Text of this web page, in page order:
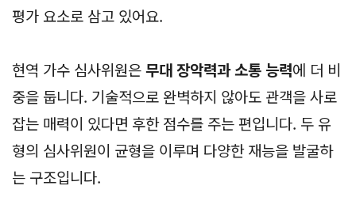
평가 요소로 삼고 있어요.
현역 가수 심사위원은무대 장악력과 소통 능력에 더 비
중을 둡니다. 기술적으로 완벽하지 않아도 관객을 사로
잡는 매력이 있다면 후한 점수를 주는 편입니다. 두 유
형의 심사위원이 균형을 이루며 다양한 재능을 발굴하
는 구조입니다.